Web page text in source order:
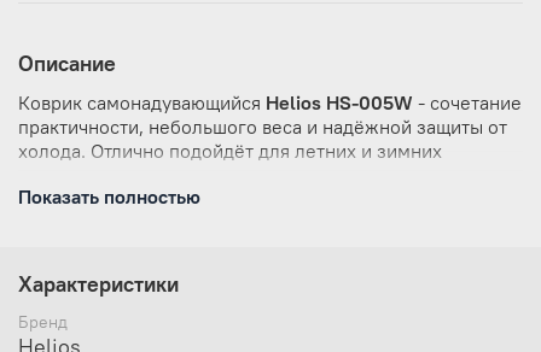
Описание
Коврик самонадувающийся Helios HS-005W - сочетание
практичности, небольшого веса и надёжной защиты от
холода. Отлично подойдёт для летних и зимних
надёжная теплоизоляция и комфорт во время сна.
годы;
туристам не чувствовать дискомфорта во время
Показать полностью
Характеристики
Бренд